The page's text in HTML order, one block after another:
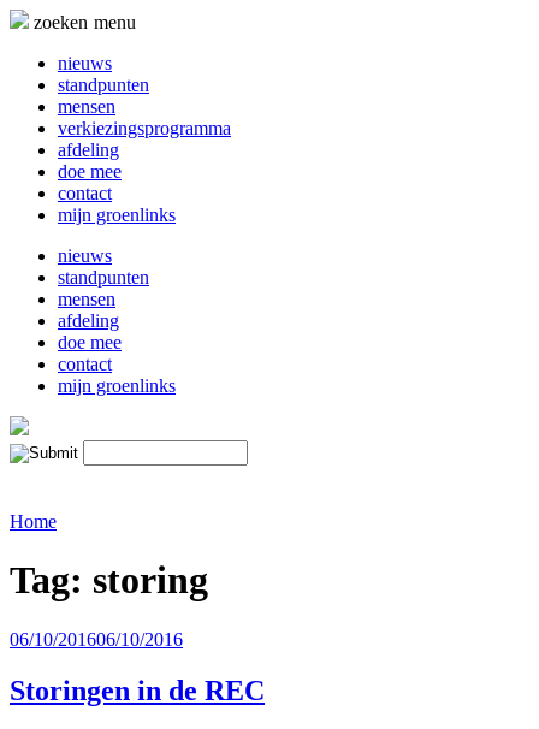
Naar
inhoud
springen
zoeken menu
nieuws
standpunten
mensen
verkiezingsprogramma
afdeling
doe mee
contact
mijn groenlinks
nieuws
standpunten
mensen
afdeling
doe mee
contact
mijn groenlinks
Home
Tag: storing
Geplaatst
06/10/201606/10/2016
Storingen in de REC